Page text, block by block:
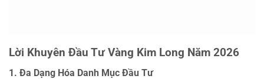
Lời Khuyên Đầu Tư Vàng Kim Long Năm 2026
1. Đa Dạng Hóa Danh Mục Đầu Tư